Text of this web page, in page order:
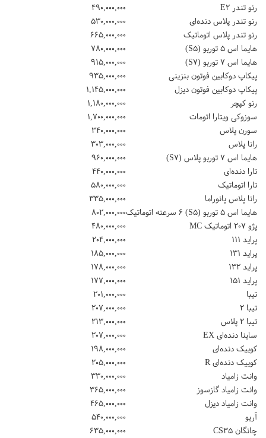
رنو تندر E۲
۴۹۰,۰۰۰,۰۰۰
رنو تندر پلاس دنده‌ای
۵۳۰,۰۰۰,۰۰۰
رنو تندر پلاس اتوماتیک
۶۶۵,۰۰۰,۰۰۰
هایما اس ۵ توربو (S۵)
۷۸۰,۰۰۰,۰۰۰
هایما اس ۷ توربو (S۷)
۹۱۵,۰۰۰,۰۰۰
پیکاپ دوکابین فوتون بنزینی
۹۳۵,۰۰۰,۰۰۰
پیکاپ دوکابین فوتون دیزل
۱,۱۴۵,۰۰۰,۰۰۰
رنو کپچر
۱,۱۸۰,۰۰۰,۰۰۰
سوزوکی ویتارا اتومات
۱,۷۰۰,۰۰۰,۰۰۰
سورن پلاس
۳۴۰,۰۰۰,۰۰۰
رانا پلاس
۳۰۳,۰۰۰,۰۰۰
هایما اس ۷ توربو پلاس (S۷)
۹۶۰,۰۰۰,۰۰۰
تارا دنده‌ای
۴۴۰,۰۰۰,۰۰۰
تارا اتوماتیک
۵۸۰,۰۰۰,۰۰۰
رانا پلاس پانوراما
۳۳۵,۰۰۰,۰۰۰
هایما اس ۵ توربو (S۵) ۶ سرعته اتوماتیک
۸۰۲,۰۰۰,۰۰۰
پژو ۲۰۷ اتوماتیک MC
۴۸۰,۰۰۰,۰۰۰
پراید ۱۱۱
۲۰۴,۰۰۰,۰۰۰
پراید ۱۳۱
۱۸۵,۰۰۰,۰۰۰
پراید ۱۳۲
۱۷۸,۰۰۰,۰۰۰
پراید ۱۵۱
۱۷۷,۰۰۰,۰۰۰
تیبا
۲۰۱,۰۰۰,۰۰۰
تیبا ۲
۲۰۷,۰۰۰,۰۰۰
تیبا ۲ پلاس
۲۱۳,۰۰۰,۰۰۰
ساینا دنده‌ای EX
۲۰۷,۰۰۰,۰۰۰
کوییک دنده‌ای
۱۹۸,۰۰۰,۰۰۰
کوییک دنده‌ای R
۲۰۵,۰۰۰,۰۰۰
وانت زامیاد
۳۳۰,۰۰۰,۰۰۰
وانت زامیاد گازسوز
۳۶۵,۰۰۰,۰۰۰
وانت زامیاد دیزل
۴۶۵,۰۰۰,۰۰۰
آریو
۵۴۰,۰۰۰,۰۰۰
چانگان CS۳۵
۶۳۵,۰۰۰,۰۰۰